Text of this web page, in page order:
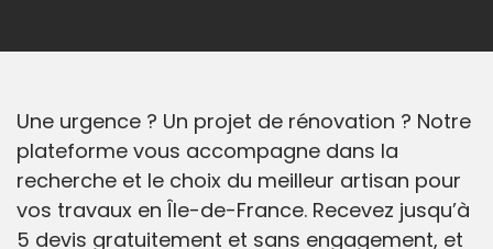
Une urgence ? Un projet de rénovation ? Notre
plateforme vous accompagne dans la
recherche et le choix du meilleur artisan pour
vos travaux en Île-de-France. Recevez jusqu’à
5 devis gratuitement et sans engagement, et